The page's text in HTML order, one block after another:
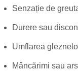
Senzație de
Durere sau
Umflarea
Mâncărimi sau